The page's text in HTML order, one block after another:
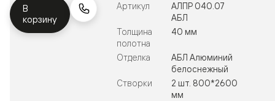
В
корзину
Артикул
АЛПР 040.07
АБЛ
Толщина
полотна
40 мм
Отделка
АБЛ Алюминий
белоснежный
Створки
2 шт. 800*2600
мм